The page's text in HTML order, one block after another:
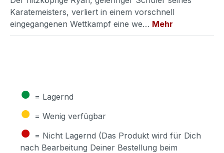
Karatemeisters, verliert in einem vorschnell
eingegangenen Wettkampf eine we… Mehr
● = Lagernd
● = Wenig verfügbar
● = Nicht Lagernd (Das Produkt wird für Dich
nach Bearbeitung Deiner Bestellung beim